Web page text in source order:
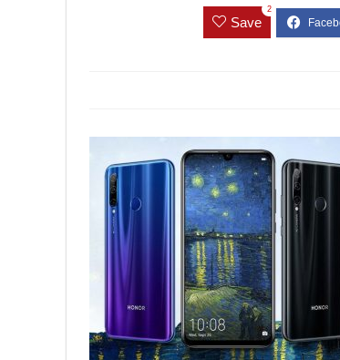
Save
2